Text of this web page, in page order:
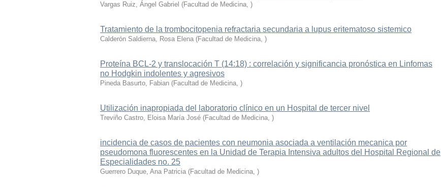
Vargas Ruiz, Ángel Gabriel (Facultad de Medicina, )
Tratamiento de la trombocitopenia refractaria secundaria a lupus eritematoso sistemico
Calderón Saldierna, Rosa Elena (Facultad de Medicina, )
Proteína BCL-2 y translocación T (14:18) : correlación y significancia pronóstica en Linfomas
no Hodgkin indolentes y agresivos
Pineda Basurto, Fabian (Facultad de Medicina, )
Utilización inapropiada del laboratorio clínico en un Hospital de tercer nivel
Treviño Castro, Eloisa María José (Facultad de Medicina, )
incidencia de casos de pacientes con neumonia asociada a ventilación mecanica por
pseudomona fluorescentes en la Unidad de Terapia Intensiva adultos del Hospital Regional de
Especialidades no. 25
Guerrero Duque, Ana Patricia (Facultad de Medicina, )